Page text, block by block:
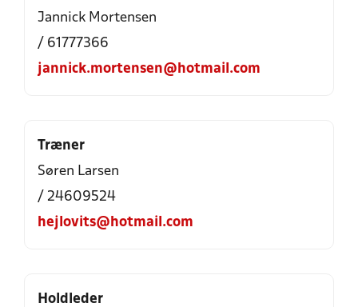
Jannick Mortensen
/ 61777366
jannick.mortensen@hotmail.com
Træner
Søren Larsen
/ 24609524
hejlovits@hotmail.com
Holdleder